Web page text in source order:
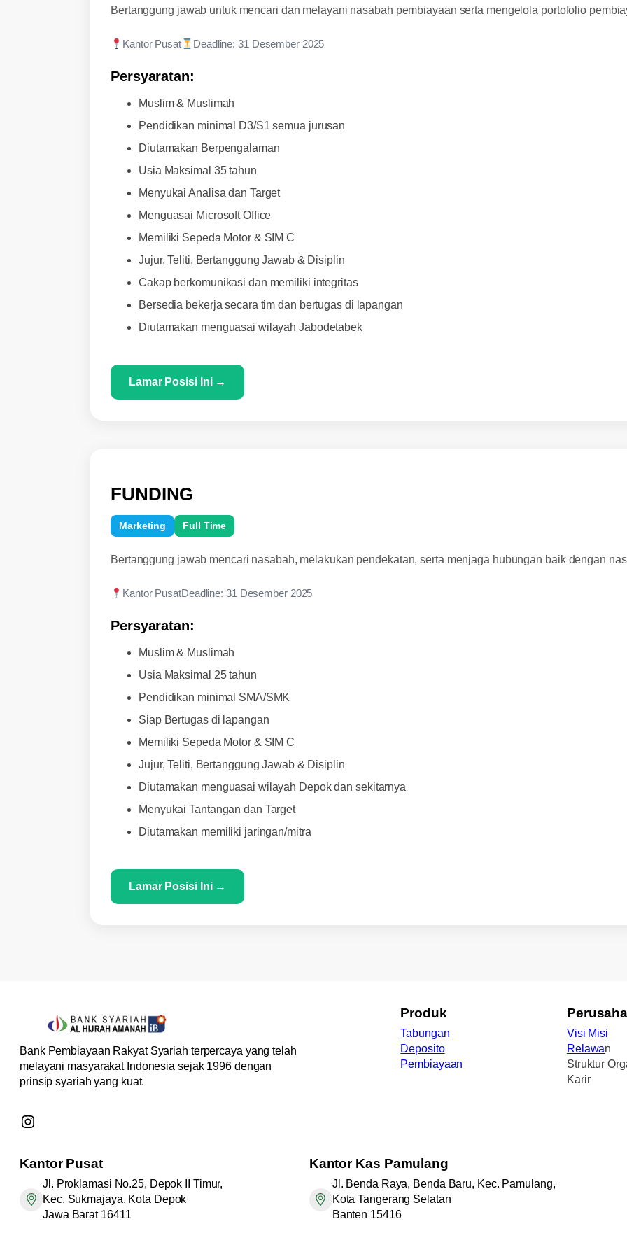
Bertanggung jawab untuk mencari dan melayani nasabah pembiayaan serta mengelola portofolio
Kantor Pusat Deadline: 31 Desember 2025
Persyaratan:
Muslim & Muslimah
Pendidikan minimal D3/S1 semua jurusan
Diutamakan Berpengalaman
Usia Maksimal 35 tahun
Menyukai Analisa dan Target
Menguasai Microsoft Office
Memiliki Sepeda Motor & SIM C
Jujur, Teliti, Bertanggung Jawab & Disiplin
Cakap berkomunikasi dan memiliki integritas
Bersedia bekerja secara tim dan bertugas di lapangan
Diutamakan menguasai wilayah Jabodetabek
Lamar Posisi Ini →
FUNDING
Marketing Full Time
Bertanggung jawab mencari nasabah, melakukan pendekatan, serta menjaga hubungan baik dengan
Kantor PusatDeadline: 31 Desember 2025
Persyaratan:
Muslim & Muslimah
Usia Maksimal 25 tahun
Pendidikan minimal SMA/SMK
Siap Bertugas di lapangan
Memiliki Sepeda Motor & SIM C
Jujur, Teliti, Bertanggung Jawab & Disiplin
Diutamakan menguasai wilayah Depok dan sekitarnya
Menyukai Tantangan dan Target
Diutamakan memiliki jaringan/mitra
Lamar Posisi Ini →
Bank Pembiayaan Rakyat Syariah terpercaya yang telah
melayani masyarakat Indonesia sejak 1996 dengan
prinsip syariah yang kuat.
Instagram
Produk
Tabungan
Deposito
Pembiayaan
Visi Misi
Relawan
Struktur
Karir
Kantor Pusat
Jl. Proklamasi No.25, Depok II Timur,
Kec. Sukmajaya, Kota Depok
Jawa Barat 16411
Kantor Kas Pamulang
Jl. Benda Raya, Benda Baru, Kec. Pamulang,
Kota Tangerang Selatan
Banten 15416